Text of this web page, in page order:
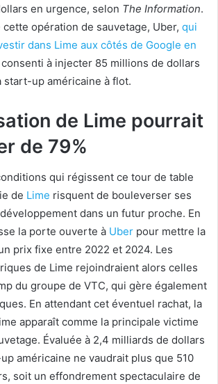
en urgence, selon The Information.
cette opération de sauvetage, Uber, qui
dans Lime aux côtés de Google en
à injecter 85 millions de dollars
start-up américaine à flot.
de Lime pourrait
de 79%
qui régissent ce tour de table
de Lime risquent de bouleverser ses
dans un futur proche. En
la porte ouverte à Uber pour mettre la
prix fixe entre 2022 et 2024. Les
de Lime rejoindraient alors celles
du groupe de VTC, qui gère également
En attendant cet éventuel rachat, la
apparaît comme la principale victime
Évaluée à 2,4 milliards de dollars
américaine ne vaudrait plus que 510
soit un effondrement spectaculaire de